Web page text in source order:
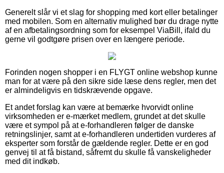
Generelt slår vi et slag for shopping med kort eller betalinger
med mobilen. Som en alternativ mulighed bør du drage nytte
af en afbetalingsordning som for eksempel ViaBill, ifald du
gerne vil godtgøre prisen over en længere periode.
Forinden nogen shopper i en FLYGT online webshop kunne
man for at være på den sikre side læse dens regler, men det
er almindeligvis en tidskrævende opgave.
Et andet forslag kan være at bemærke hvorvidt online
virksomheden er e-mærket medlem, grundet at det skulle
være et sympol på at e-forhandleren følger de danske
retningslinjer, samt at e-forhandleren undertiden vurderes af
eksperter som forstår de gældende regler. Dette er en god
genvej til at få bistand, såfremt du skulle få vanskeligheder
med dit indkøb.